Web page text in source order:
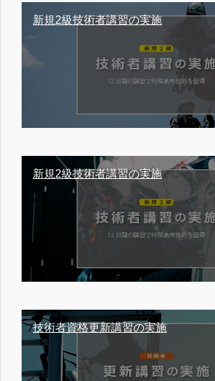
新規2級技術者講習の実施
新規2級技術者講習の実施
技術者資格更新講習の実施